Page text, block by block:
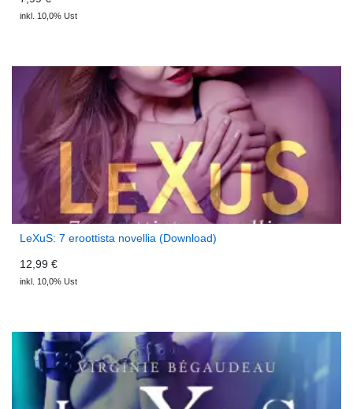
inkl. 10,0% Ust
LeXuS: 7 eroottista novellia (Download)
12,99 €
inkl. 10,0% Ust